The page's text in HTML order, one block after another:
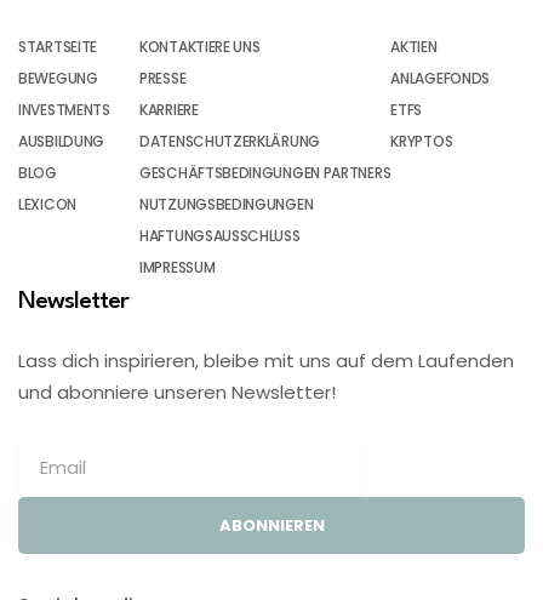
STARTSEITE
BEWEGUNG
INVESTMENTS
AUSBILDUNG
BLOG
LEXICON
KONTAKTIERE UNS
PRESSE
KARRIERE
DATENSCHUTZERKLÄRUNG
GESCHÄFTSBEDINGUNGEN PARTNERS
NUTZUNGSBEDINGUNGEN
HAFTUNGSAUSSCHLUSS
IMPRESSUM
AKTIEN
ANLAGEFONDS
ETFS
KRYPTOS
Newsletter
Lass dich inspirieren, bleibe mit uns auf dem Laufenden
und abonniere unseren Newsletter!
ABONNIEREN